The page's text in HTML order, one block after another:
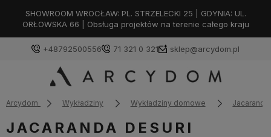
SHOWROOM WROCŁAW: PL. STRZELECKI 25 | GDYNIA: UL.
ORŁOWSKA 66 | Obsługa projektów na terenie całego kraju
+48792500556 71 321 0 321 sklep@arcydom.pl
Arcydom Wykładziny Wykładziny domowe Jacaranda
JACARANDA DESURI